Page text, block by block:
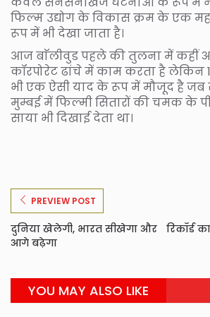
फिल्म उद्योग के विकास क्रम के एक
रूप में भी देखा जाता है।
आज बाॅलीवुड पहले की तुलना में कहीं
कॉरपोरेट ढांचे में काम करता है लेकिन
भी एक ऐसी याद के रूप में मौजूद है जब
मुम्बई में फिल्मी सितारों की चमक के
साया भी दिखाई देता था।
PREVIEW POST
दुनिया खेलेगी, भारत सीखेगा और
आगे बढ़ेगा
रिकॉर्ड
YOU MAY ALSO LIKE